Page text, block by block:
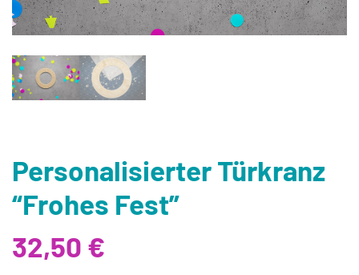
Personalisierter Türkranz
“Frohes Fest”
32,50 €